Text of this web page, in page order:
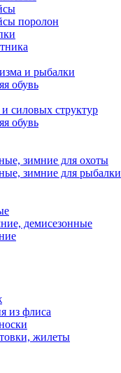
поролон
и рыбалки
обувь
силовых структур
обувь
зимние для охоты
зимние для рыбалки
демисезонные
из флиса
жилеты